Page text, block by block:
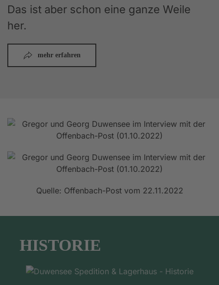
Das ist aber schon eine ganze Weile
her.
mehr erfahren
Quelle: Offenbach-Post vom 22.11.2022
HISTORIE